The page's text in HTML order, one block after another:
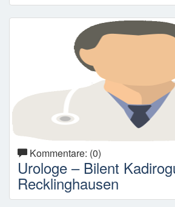
Kommentare: (0)
Urologe – Bilent
Recklinghausen